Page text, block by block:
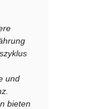
und
bieten